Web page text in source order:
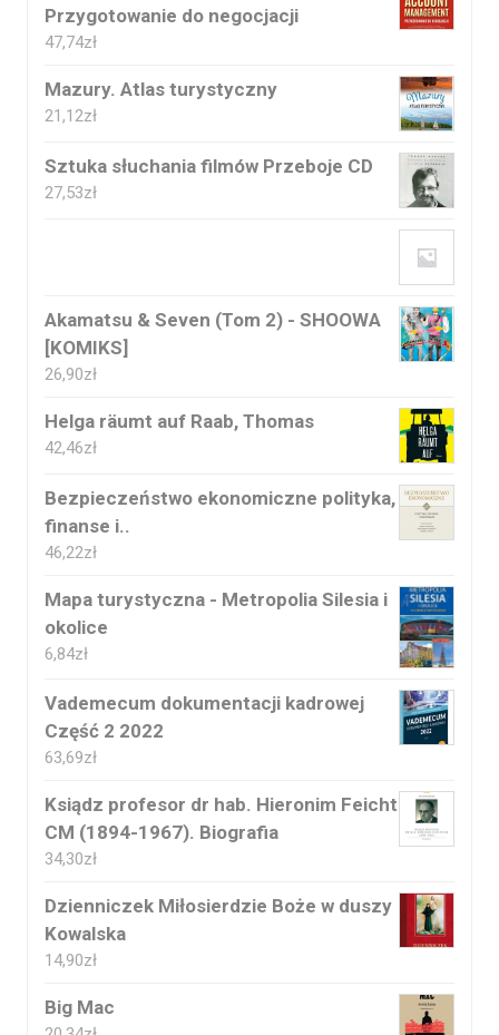
Przygotowanie do negocjacji
47,74zł
Mazury. Atlas turystyczny
21,12zł
Sztuka słuchania filmów Przeboje CD
27,53zł
Akamatsu & Seven (Tom 2) - SHOOWA
[KOMIKS]
26,90zł
Helga räumt auf Raab, Thomas
42,46zł
Bezpieczeństwo ekonomiczne polityka,
finanse i..
46,22zł
Mapa turystyczna - Metropolia Silesia i
okolice
6,84zł
Vademecum dokumentacji kadrowej
Część 2 2022
63,69zł
Ksiądz profesor dr hab. Hieronim Feicht
CM (1894-1967). Biografia
34,30zł
Dzienniczek Miłosierdzie Boże w duszy
Kowalska
14,90zł
Big Mac